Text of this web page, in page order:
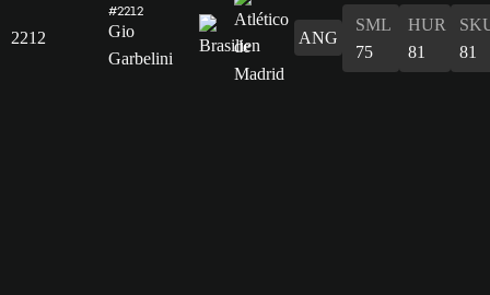
2212
#2212
Gio
Garbelini
ANG
SML
75
HUR
81
81